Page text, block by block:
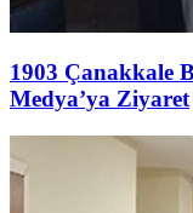
1903 Çanakkale
Medya’ya Ziyaret